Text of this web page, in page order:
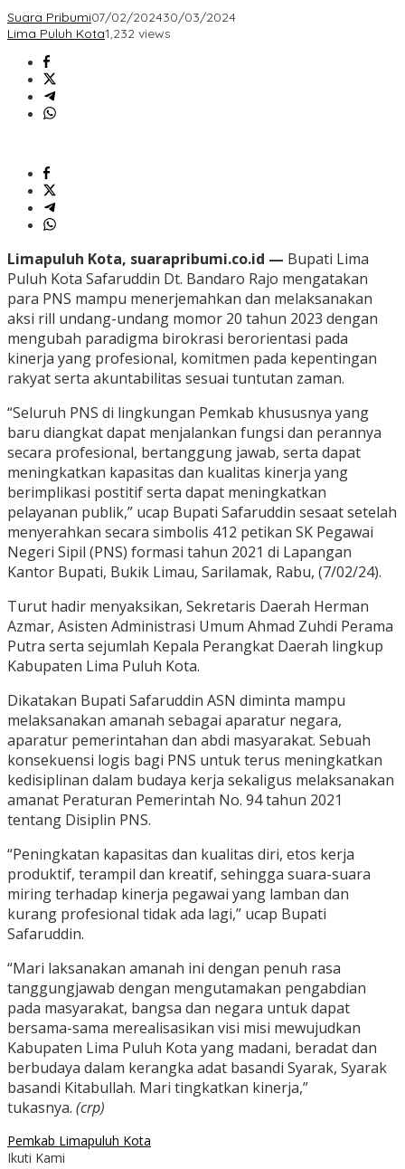
Suara Pribumi07/02/202430/03/2024
Lima Puluh Kota1,232 views
Limapuluh Kota, suarapribumi.co.id — Bupati Lima
Puluh Kota Safaruddin Dt. Bandaro Rajo mengatakan
para PNS mampu menerjemahkan dan melaksanakan
aksi rill undang-undang momor 20 tahun 2023 dengan
mengubah paradigma birokrasi berorientasi pada
kinerja yang profesional, komitmen pada kepentingan
rakyat serta akuntabilitas sesuai tuntutan zaman.
“Seluruh PNS di lingkungan Pemkab khususnya yang
baru diangkat dapat menjalankan fungsi dan perannya
secara profesional, bertanggung jawab, serta dapat
meningkatkan kapasitas dan kualitas kinerja yang
berimplikasi postitif serta dapat meningkatkan
pelayanan publik,” ucap Bupati Safaruddin sesaat setelah
menyerahkan secara simbolis 412 petikan SK Pegawai
Negeri Sipil (PNS) formasi tahun 2021 di Lapangan
Kantor Bupati, Bukik Limau, Sarilamak, Rabu, (7/02/24).
Turut hadir menyaksikan, Sekretaris Daerah Herman
Azmar, Asisten Administrasi Umum Ahmad Zuhdi Perama
Putra serta sejumlah Kepala Perangkat Daerah lingkup
Kabupaten Lima Puluh Kota.
Dikatakan Bupati Safaruddin ASN diminta mampu
melaksanakan amanah sebagai aparatur negara,
aparatur pemerintahan dan abdi masyarakat. Sebuah
konsekuensi logis bagi PNS untuk terus meningkatkan
kedisiplinan dalam budaya kerja sekaligus melaksanakan
amanat Peraturan Pemerintah No. 94 tahun 2021
tentang Disiplin PNS.
“Peningkatan kapasitas dan kualitas diri, etos kerja
produktif, terampil dan kreatif, sehingga suara-suara
miring terhadap kinerja pegawai yang lamban dan
kurang profesional tidak ada lagi,” ucap Bupati
Safaruddin.
“Mari laksanakan amanah ini dengan penuh rasa
tanggungjawab dengan mengutamakan pengabdian
pada masyarakat, bangsa dan negara untuk dapat
bersama-sama merealisasikan visi misi mewujudkan
Kabupaten Lima Puluh Kota yang madani, beradat dan
berbudaya dalam kerangka adat basandi Syarak, Syarak
basandi Kitabullah. Mari tingkatkan kinerja,”
tukasnya. (crp)
Pemkab Limapuluh Kota
Ikuti Kami